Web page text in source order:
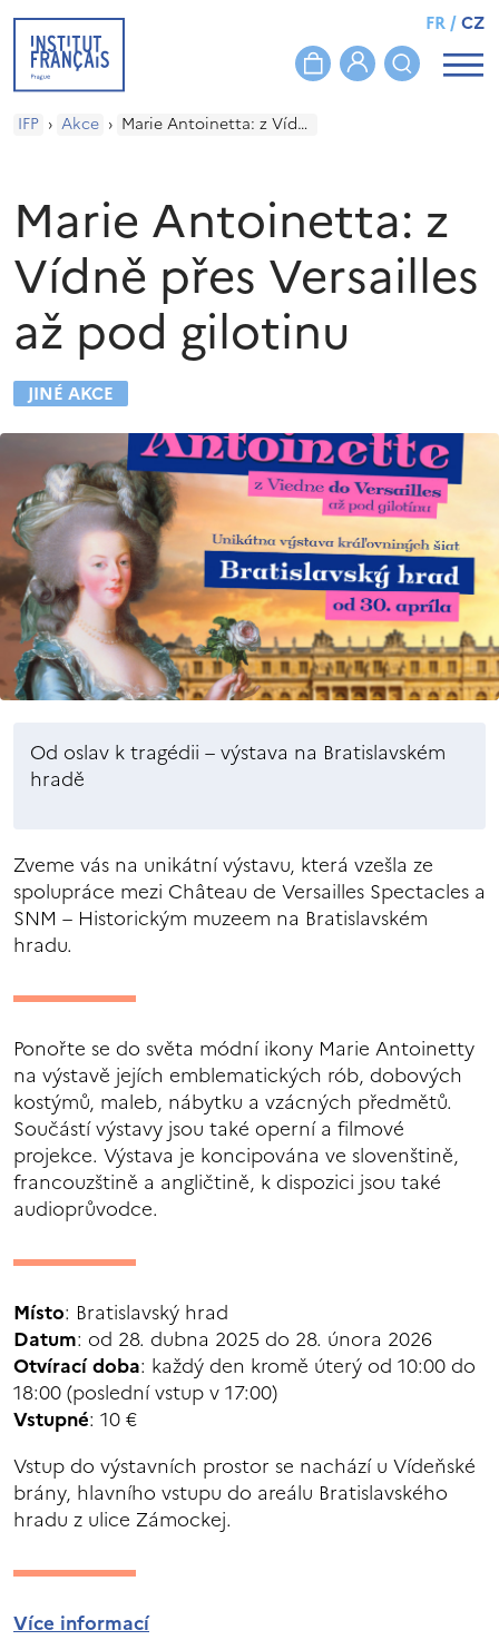
FR/CZ
IFP › Akce › Marie Antoinetta: z Vídně přes Versailles až pod gilotinu
Marie Antoinetta: z
Vídně přes Versailles
až pod gilotinu
JINÉ AKCE
Od oslav k tragédii – výstava na Bratislavském
hradě
Zveme vás na unikátní výstavu, která vzešla ze
spolupráce mezi Château de Versailles Spectacles a
SNM – Historickým muzeem na Bratislavském
hradu.
Ponořte se do světa módní ikony Marie Antoinetty
na výstavě jejích emblematických rób, dobových
kostýmů, maleb, nábytku a vzácných předmětů.
Součástí výstavy jsou také operní a filmové
projekce. Výstava je koncipována ve slovenštině,
francouzštině a angličtině, k dispozici jsou také
audioprůvodce.
Místo: Bratislavský hrad
Datum: od 28. dubna 2025 do 28. února 2026
Otvírací doba: každý den kromě úterý od 10:00 do
18:00 (poslední vstup v 17:00)
Vstupné: 10 €
Vstup do výstavních prostor se nachází u Vídeňské
brány, hlavního vstupu do areálu Bratislavského
hradu z ulice Zámockej.
Více informací